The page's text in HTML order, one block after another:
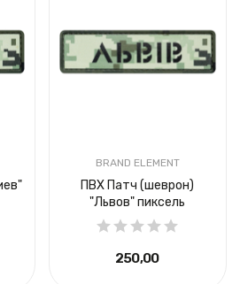
BRAND ELEMENT
ПВХ Патч (шеврон)
"Львов" пиксель
250,00 ₴